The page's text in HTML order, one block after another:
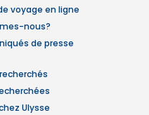
voyage en ligne
nous?
de presse
Ulysse